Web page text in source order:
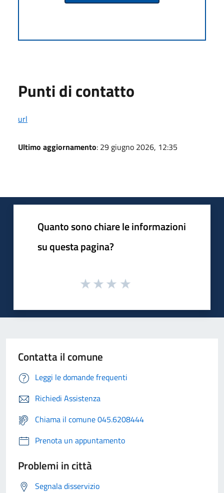
Punti di contatto
url
Ultimo aggiornamento: 29 giugno 2026, 12:35
Quanto sono chiare le informazioni
su questa pagina?
Contatta il comune
Leggi le domande frequenti
Richiedi Assistenza
Chiama il comune 045.6208444
Prenota un appuntamento
Problemi in città
Segnala disservizio